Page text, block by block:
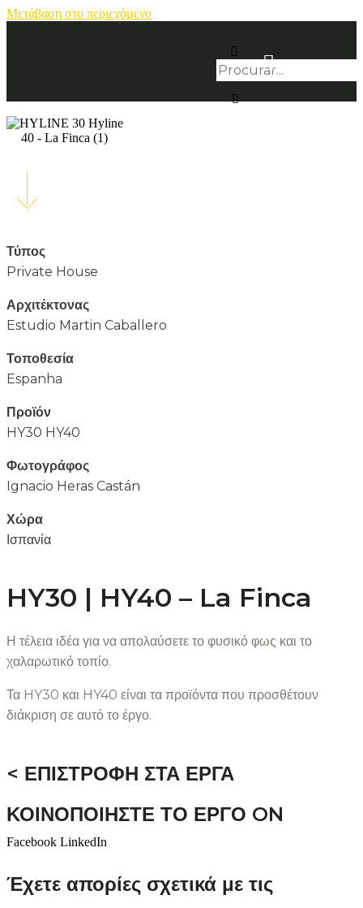
Μετάβαση στο περιεχόμενο
Τύπος
Private House
Αρχιτέκτονας
Estudio Martin Caballero
Τοποθεσία
Espanha
Προϊόν
HY30 HY40
Φωτογράφος
Ignacio Heras Castán
Χώρα
Ισπανία
HY30 | HY40 – La Finca
Η τέλεια ιδέα για να απολαύσετε το φυσικό φως και το
χαλαρωτικό τοπίο.
Τα HY30 και HY40 είναι τα προϊόντα που προσθέτουν
διάκριση σε αυτό το έργο.
< ΕΠΙΣΤΡΟΦΗ ΣΤΑ ΕΡΓΑ
ΚΟΙΝΟΠΟΙΗΣΤΕ ΤΟ ΕΡΓΟ ON
Facebook LinkedIn
Έχετε απορίες σχετικά με τις